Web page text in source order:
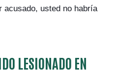
acusado, usted no habría
LESIONADO EN